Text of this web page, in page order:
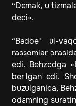
“Demak, u
dedi».
“Badoe’ ul-
rassomlar
edi. Behzodga
berilgan edi.
buzulganida,
odamning